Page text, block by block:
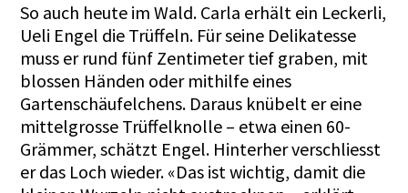
So auch heute im Wald. Carla erhält ein Leckerli,
Ueli Engel die Trüffeln. Für seine Delikatesse
muss er rund fünf Zentimeter tief graben, mit
blossen Händen oder mithilfe eines
Gartenschäufelchens. Daraus knübelt er eine
mittelgrosse Trüffelknolle – etwa einen 60-
Grämmer, schätzt Engel. Hinterher verschliesst
er das Loch wieder. «Das ist wichtig, damit die